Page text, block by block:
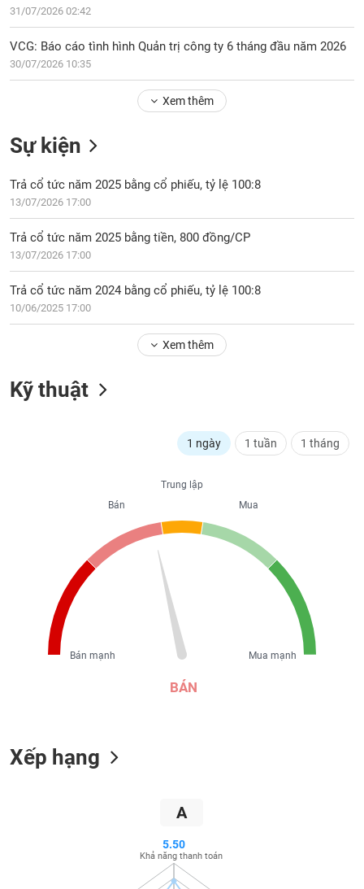
quan
Giao
dịch
tích
thuật
Hồ
doanh
nghiệp
Tin
tức
liệu
31/07/2026 02:42
VCG: Báo cáo tình hình Quản trị công ty 6 tháng đầu năm 2026
30/07/2026 10:35
Xem thêm
Sự kiện
Trả cổ tức năm 2025 bằng cổ phiếu, tỷ lệ 100:8
13/07/2026 17:00
Trả cổ tức năm 2025 bằng tiền, 800 đồng/CP
13/07/2026 17:00
Trả cổ tức năm 2024 bằng cổ phiếu, tỷ lệ 100:8
10/06/2025 17:00
Xem thêm
Kỹ thuật
1 ngày 1 tuần 1 tháng
BÁN
Trung lập
Mua
Mua mạnh
Bán
Bán mạnh
Xếp hạng
A
5.50
Khả năng thanh toán
VS-
SECTOR
LƯỢNG
NGUYÊN
VẬT
LIỆU
DÙNG
THIẾT
YẾU
SỨC
KHỎE